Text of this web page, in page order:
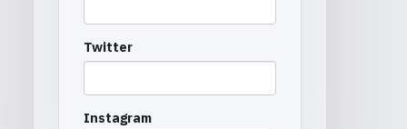
Twitter
Instagram